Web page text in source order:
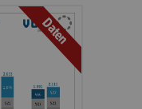
Daten